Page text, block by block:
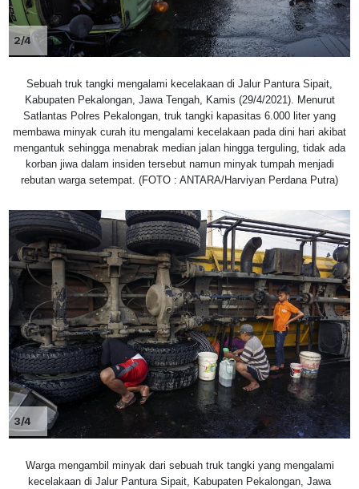
2/4
Sebuah truk tangki mengalami kecelakaan di Jalur Pantura Sipait,
Kabupaten Pekalongan, Jawa Tengah, Kamis (29/4/2021). Menurut
Satlantas Polres Pekalongan, truk tangki kapasitas 6.000 liter yang
membawa minyak curah itu mengalami kecelakaan pada dini hari akibat
mengantuk sehingga menabrak median jalan hingga terguling, tidak ada
korban jiwa dalam insiden tersebut namun minyak tumpah menjadi
rebutan warga setempat. (FOTO : ANTARA/Harviyan Perdana Putra)
3/4
Warga mengambil minyak dari sebuah truk tangki yang mengalami
kecelakaan di Jalur Pantura Sipait, Kabupaten Pekalongan, Jawa